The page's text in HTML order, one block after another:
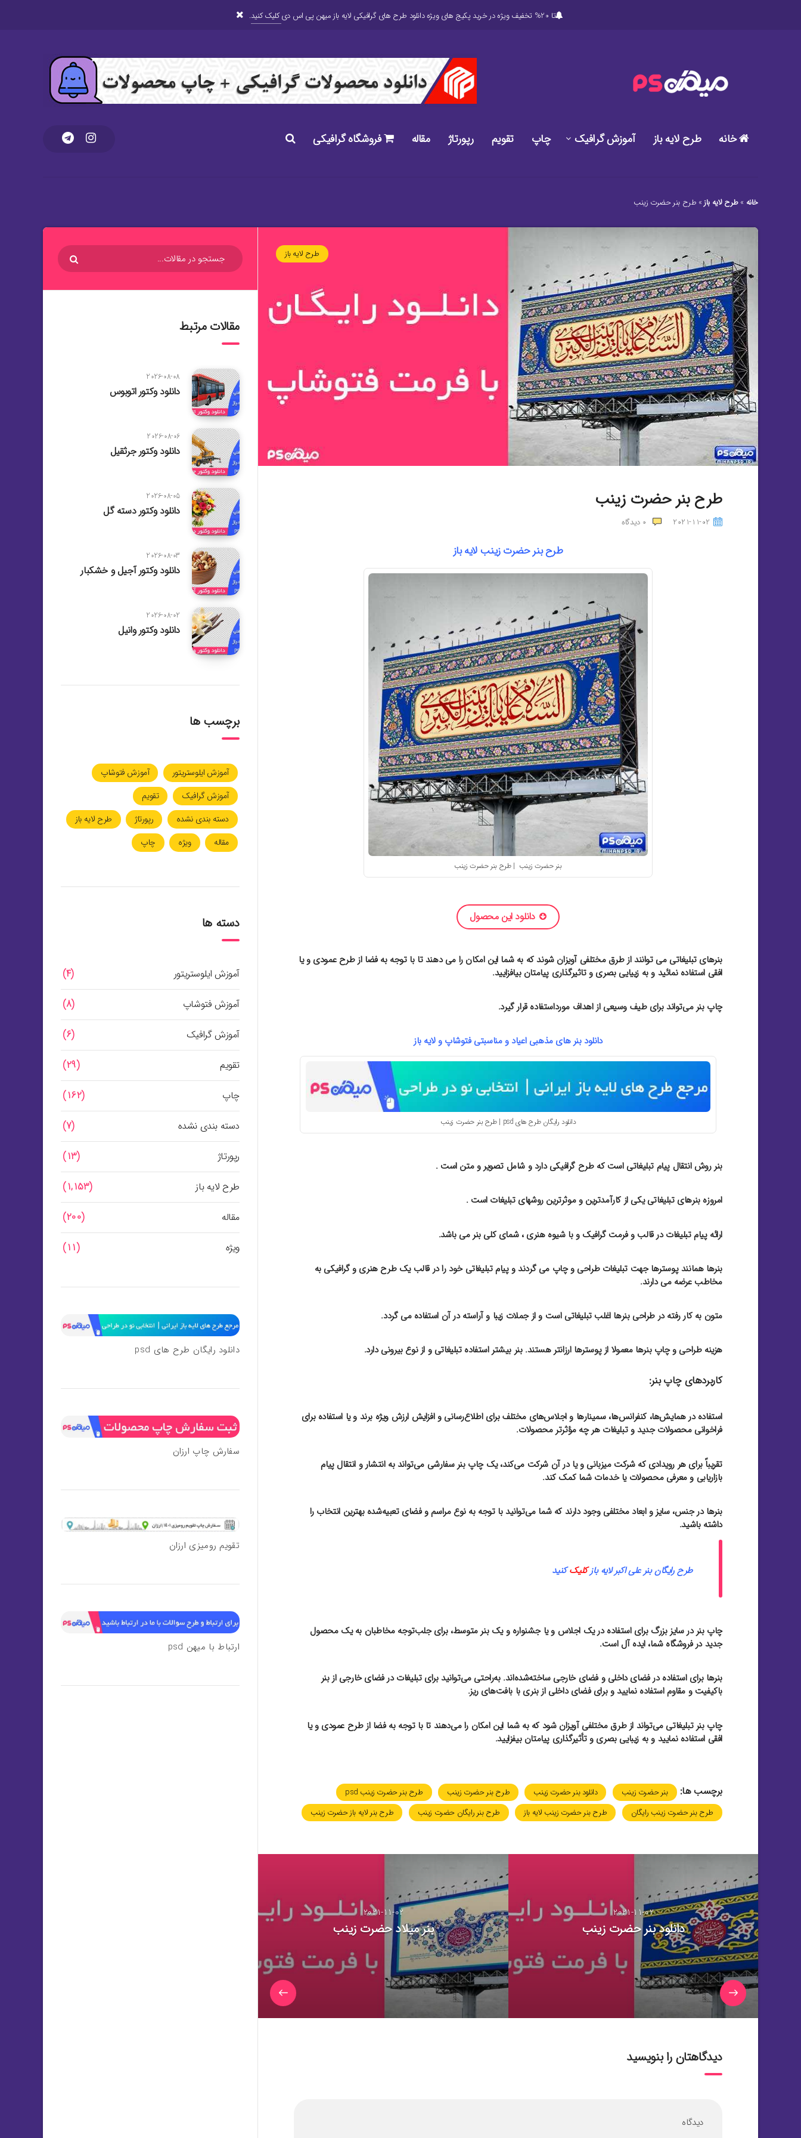
تا 20% تخفیف ویژه در خرید پکیج های ویژه دانلود طرح های گرافیکی لایه باز میهن پی اس دی کلیک کنید.
خانه طرح لایه باز آموزش گرافیک چاپ تقویم رپورتاژ مقاله فروشگاه گرافیکی
خانه »طرح لایه باز» طرح بنر حضرت زینب
طرح لایه باز
طرح بنر حضرت زینب
2021-11-02
0 دیدگاه
طرح بنر حضرت زینب لایه باز
بنر حضرت زینب | طرح بنر حضرت زینب
دانلود این محصول
بنرهای تبلیغاتی می توانند از طرق مختلفی آویزان شوند که به شما این امکان را می دهند تا با توجه به فضا از طرح عمودی و یا
افقی استفاده نمائید و به زییایی بصری و تاثیرگذاری پیامتان بیافزایید.
چاپ بنر می‌تواند برای طیف وسیعی از اهداف مورداستفاده قرار گیرد.
دانلود بنر های مذهبی اعیاد و مناسبتی فتوشاپ و لایه باز
دانلود رایگان طرح های psd | طرح بنر حضرت زینب
بنر روش انتقال پیام تبلیغاتی است که طرح گرافیکی دارد و شامل تصویر و متن است .
امروزه بنرهای تبلیغاتی یکی از کارآمدترین و موثرترین روشهای تبلیغات است .
ارائه پیام تبلیغات در قالب و فرمت گرافیک و با شیوه هنری ، شمای کلی بنر می باشد.
بنرها همانند پوسترها جهت تبلیغات طراحی و چاپ می گردند و پیام تبلیغاتی خود را در قالب یک طرح هنری و گرافیکی به
مخاطب عرضه می دارند.
متون به کار رفته در طراحی بنرها اغلب تبلیغاتی است و از جملات زیبا و آراسته در آن استفاده می گردد.
هزینه طراحی و چاپ بنرها معمولا از پوسترها ارزانتر هستند. بنر بیشتر استفاده تبلیغاتی و از نوع بیرونی دارد.
کاربردهای چاپ بنر:
استفاده در همایش‌ها، کنفرانس‌ها، سمینارها و اجلاس‌های مختلف برای اطلاع‌رسانی و افزایش ارزش ویژه برند و یا استفاده برای
فراخوانی محصولات جدید و تبلیغات هر چه مؤثرتر محصولات.
تقریباً برای هر رویدادی که شرکت میزبانی و یا در آن شرکت می‌کند، یک چاپ بنر سفارشی می‌تواند به انتشار و انتقال پیام
بازاریابی و معرفی محصولات یا خدمات شما کمک کند.
بنرها در جنس، سایز و ابعاد مختلفی وجود دارند که شما می‌توانید با توجه به نوع مراسم و فضای تعبیه‌شده بهترین انتخاب را
داشته باشید.
طرح رایگان بنر علی اکبر لایه بازکلیککنید
چاپ بنر در سایز بزرگ برای استفاده در یک اجلاس و یا جشنواره و یک بنر متوسط، برای جلب‌توجه مخاطبان به یک محصول
جدید در فروشگاه شما، ایده آل است.
بنرها برای استفاده در فضای داخلی و فضای خارجی ساخته‌شده‌اند. به‌راحتی می‌توانید برای تبلیغات در فضای خارجی از بنر
باکیفیت و مقاوم استفاده نمایید و برای فضای داخلی از بنری با بافت‌های ریز.
چاپ بنر تبلیغاتی می‌تواند از طرق مختلفی آویزان شود که به شما این امکان را می‌دهند تا با توجه به فضا از طرح عمودی و یا
افقی استفاده نمایید و به زیبایی بصری و تأثیرگذاری پیامتان بیفزایید.
برچسب ها: بنر حضرت زینب دانلود بنر حضرت زینب طرح بنر حضرت زینب
طرح بنر حضرت زینب psd
طرح بنر حضرت زینب رایگان
طرح بنر حضرت زینب لایه باز طرح بنر رایگان حضرت زینب طرح بنر لایه باز حضرت زینب
2021-11-02
بنر میلاد حضرت زینب
2021-11-02
دانلود بنر حضرت زینب
دیدگاهتان را بنویسید
مقالات مرتبط
2026-08-08
دانلود وکتور اتوبوس
2026-08-06
دانلود وکتور جرثقیل
2026-08-05
دانلود وکتور دسته گل
2026-08-03
دانلود وکتور آجیل و خشکبار
2026-08-02
دانلود وکتور وانیل
برچسب ها
آموزش ایلوستریتور
آموزش فتوشاپ
آموزش گرافیک
تقویم
دسته بندی نشده
رپورتاژ
طرح لایه باز
مقاله
ویژه چاپ
دسته ها
آموزش ایلوستریتور (4)
آموزش فتوشاپ (8)
آموزش گرافیک (6)
تقویم (29)
چاپ (162)
دسته بندی نشده (7)
رپورتاژ (13)
طرح لایه باز (1,153)
مقاله (200)
ویژه (11)
دانلود رایگان طرح های psd
سفارش چاپ ارزان
تقویم رومیزی ارزان
ارتباط با میهن psd